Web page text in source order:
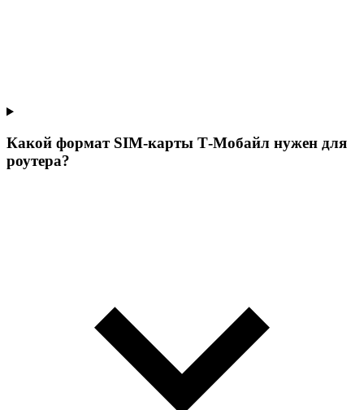
Какой формат SIM-карты Т‑Мобайл нужен для
роутера?